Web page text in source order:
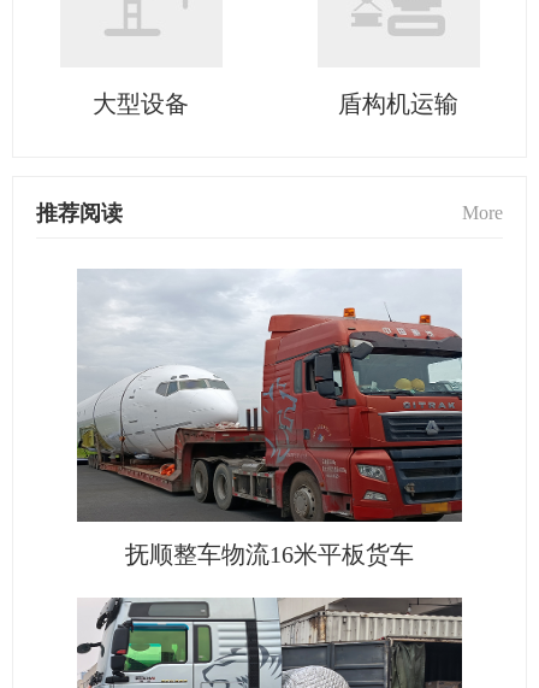
大型设备 盾构机运输
推荐阅读 More
抚顺整车物流16米平板货车